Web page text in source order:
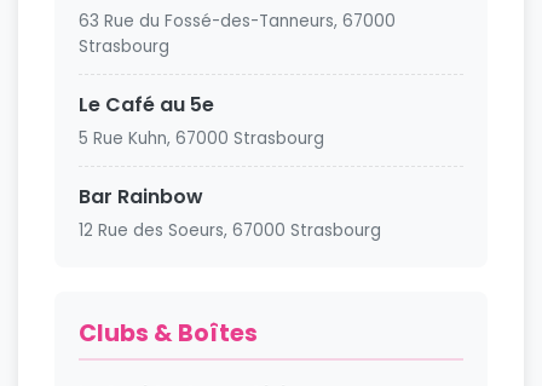
63 Rue du Fossé-des-Tanneurs, 67000
Strasbourg
Le Café au 5e
5 Rue Kuhn, 67000 Strasbourg
Bar Rainbow
12 Rue des Soeurs, 67000 Strasbourg
Clubs & Boîtes